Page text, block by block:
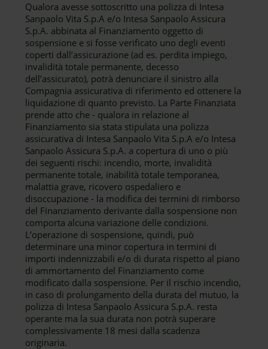
Qualora avesse sottoscritto una polizza di Intesa
Sanpaolo Vita S.p.A e/o Intesa Sanpaolo Assicura
S.p.A. abbinata al Finanziamento oggetto di
sospensione e si fosse verificato uno degli eventi
coperti dall’assicurazione (ad es. perdita impiego,
invalidità totale permanente, decesso
dell’assicurato), potrà denunciare il sinistro alla
Compagnia assicurativa di riferimento ed ottenere la
liquidazione di quanto previsto. La Parte Finanziata
prende atto che - qualora in relazione al
Finanziamento sia stata stipulata una polizza
assicurativa di Intesa Sanpaolo Vita S.p.A e/o Intesa
Sanpaolo Assicura S.p.A. a copertura di uno o più
dei seguenti rischi: incendio, morte, invalidità
permanente totale, inabilità totale temporanea,
malattia grave, ricovero ospedaliero e
disoccupazione - la modifica dei termini di rimborso
del Finanziamento derivante dalla sospensione non
comporta alcuna variazione delle condizioni.
L’operazione di sospensione, quindi, può
determinare una minor copertura in termini di
importi indennizzabili e/o di durata rispetto al piano
di ammortamento del Finanziamento come
modificato dalla sospensione. Per il rischio incendio,
in caso di prolungamento della durata del mutuo, la
polizza di Intesa Sanpaolo Assicura S.p.A. resta
operante ma la sua durata non potrà superare
complessivamente 18 mesi dalla scadenza
originaria.